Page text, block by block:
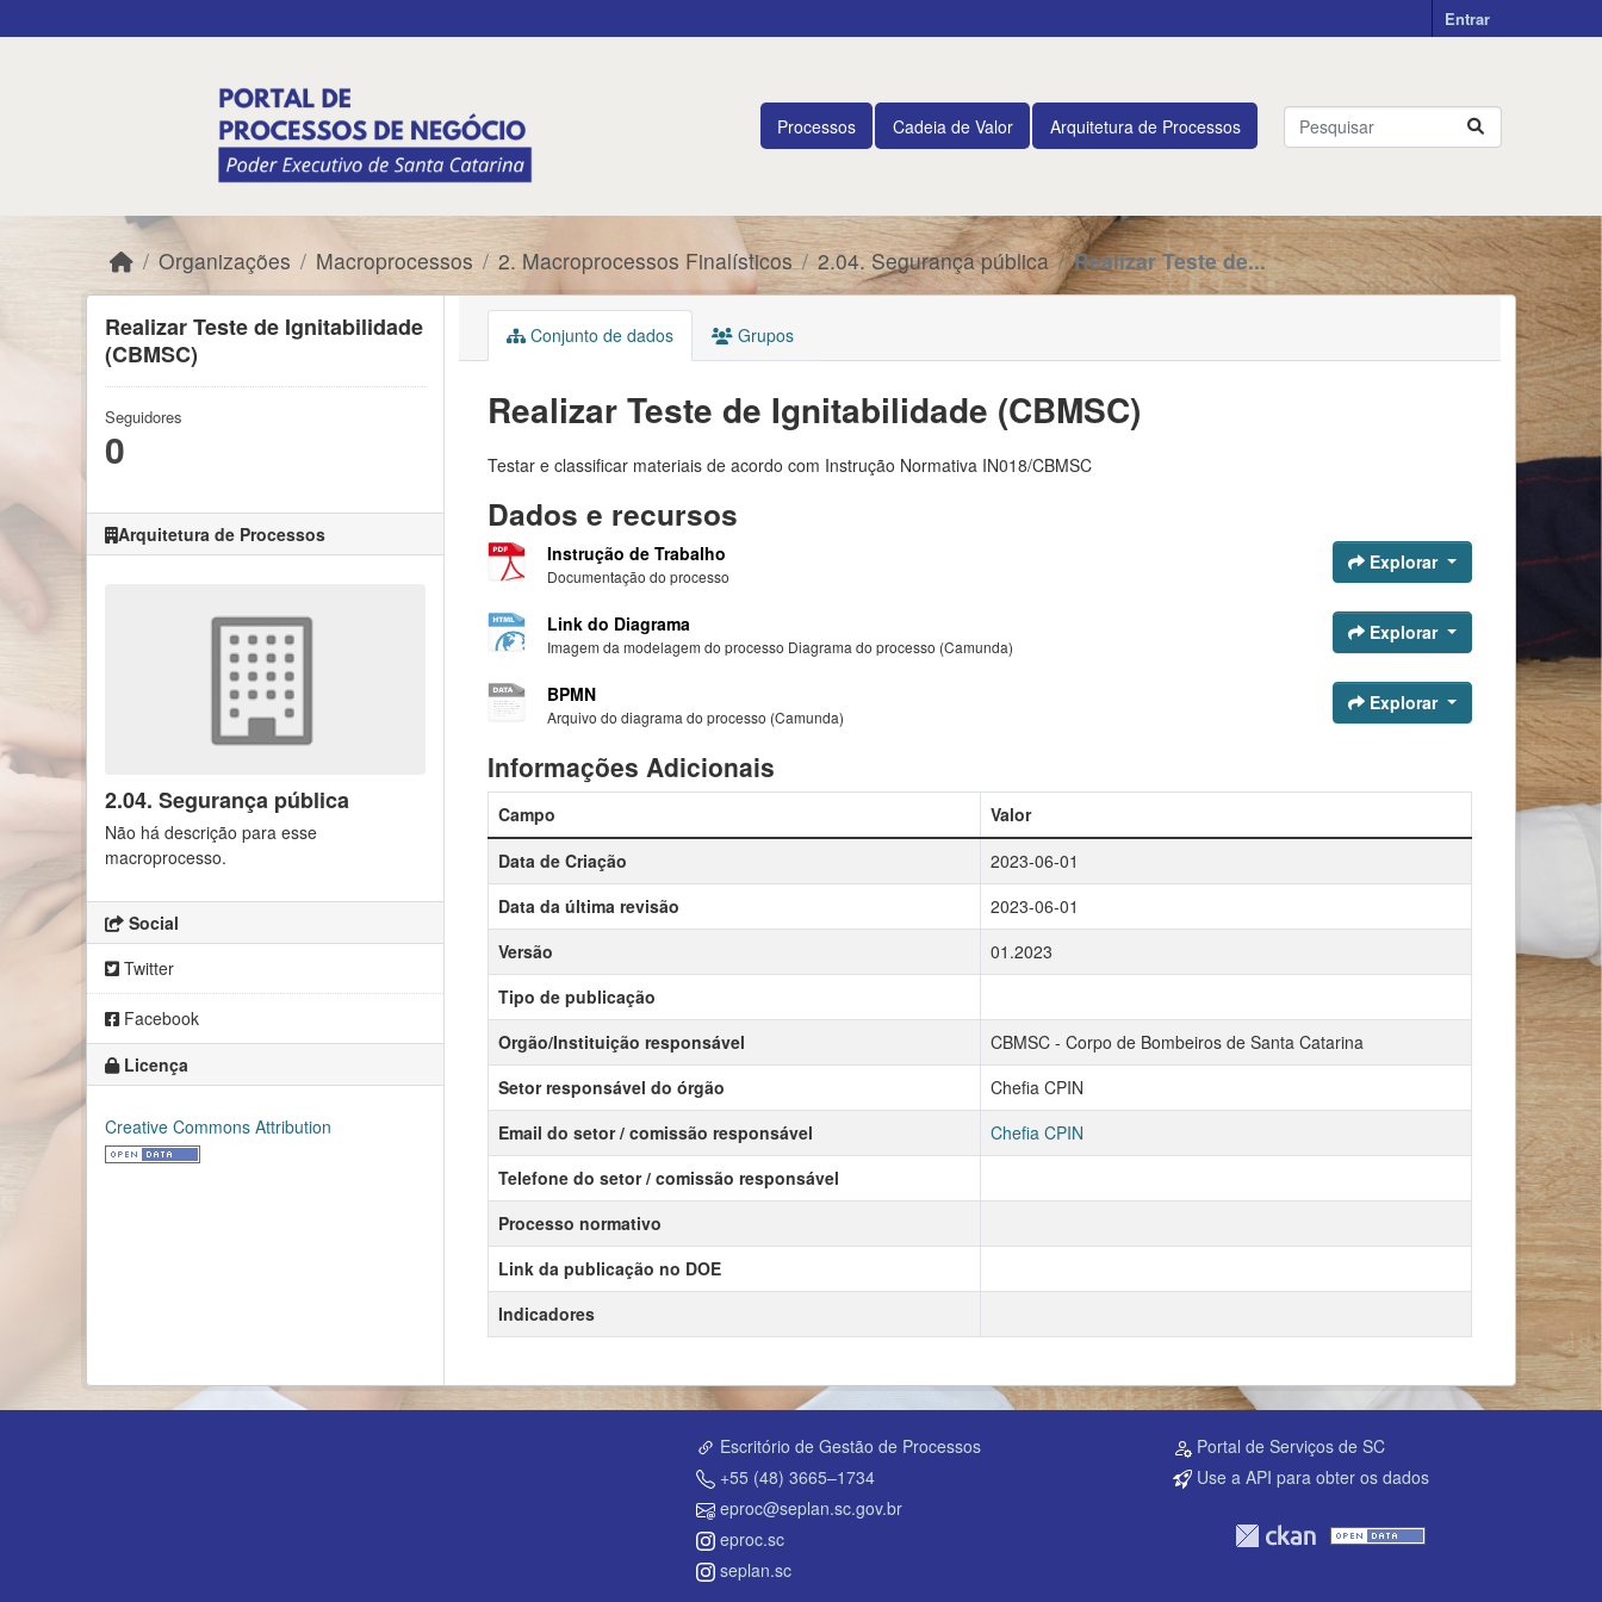
Entrar
Processos Cadeia de Valor Arquitetura de Processos
Organizações Macroprocessos 2. Macroprocessos Finalísticos 2.04. Segurança pública Realizar Teste de...
Realizar Teste de Ignitabilidade
(CBMSC)
Seguidores
0
Arquitetura de Processos
2.04. Segurança pública
Não há descrição para esse
macroprocesso.
Social
Twitter
Facebook
Licença
Creative Commons Attribution
Conjunto de dados Grupos
Realizar Teste de Ignitabilidade (CBMSC)
Testar e classificar materiais de acordo com Instrução Normativa IN018/CBMSC
Dados e recursos
Instrução de Trabalho
Documentação do processo
Explorar
Link do Diagrama
Imagem da modelagem do processo Diagrama do processo (Camunda)
Explorar
BPMN
Arquivo do diagrama do processo (Camunda)
Explorar
Informações Adicionais
Campo
Valor
Data de Criação
2023-06-01
Data da última revisão
2023-06-01
Versão
01.2023
Tipo de publicação
Orgão/Instituição responsável
CBMSC - Corpo de Bombeiros de Santa Catarina
Setor responsável do órgão
Chefia CPIN
Email do setor / comissão responsável
Chefia CPIN
Telefone do setor / comissão responsável
Processo normativo
Link da publicação no DOE
Indicadores
Escritório de Gestão de Processos
+55 (48) 3665–1734
eproc@seplan.sc.gov.br
eproc.sc
seplan.sc
Portal de Serviços de SC
Use a API para obter os dados